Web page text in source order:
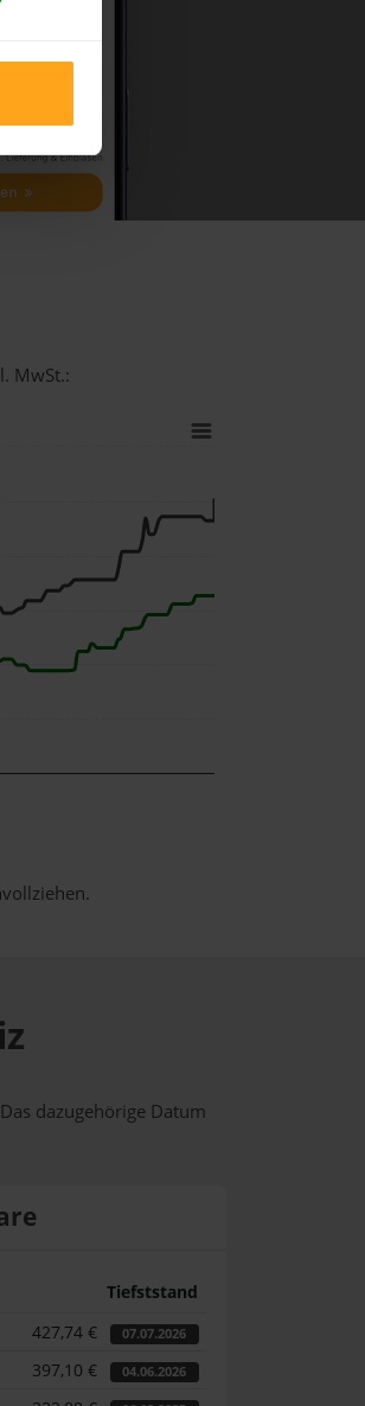
MwSt.:
dazugehörige Datum
Tiefststand
427,74 € 07.07.2026
397,10 € 04.06.2026